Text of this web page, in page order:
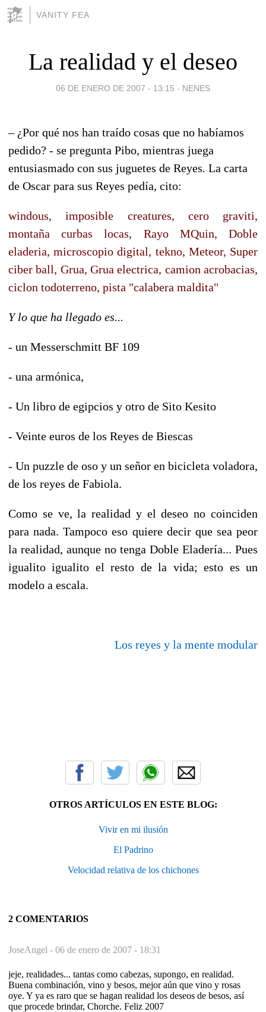
VANITY FEA
La realidad y el deseo
06 DE ENERO DE 2007 - 13:15 - NENES
– ¿Por qué nos han traído cosas que no habíamos
pedido? - se pregunta Pibo, mientras juega
entusiasmado con sus juguetes de Reyes. La carta
de Oscar para sus Reyes pedía, cito:
windous, imposible creatures, cero graviti,
montaña curbas locas, Rayo MQuin, Doble
eladeria, microscopio digital, tekno, Meteor, Super
ciber ball, Grua, Grua electrica, camion acrobacias,
ciclon todoterreno, pista "calabera maldita"
Y lo que ha llegado es...
- un Messerschmitt BF 109
- una armónica,
- Un libro de egipcios y otro de Sito Kesito
- Veinte euros de los Reyes de Biescas
- Un puzzle de oso y un señor en bicicleta voladora,
de los reyes de Fabiola.
Como se ve, la realidad y el deseo no coinciden
para nada. Tampoco eso quiere decir que sea peor
la realidad, aunque no tenga Doble Eladería... Pues
igualito igualito el resto de la vida; esto es un
modelo a escala.
Los reyes y la mente modular
OTROS ARTÍCULOS EN ESTE BLOG:
Vivir en mi ilusión
El Padrino
Velocidad relativa de los chichones
2 COMENTARIOS
JoseAngel - 06 de enero de 2007 - 18:31
jeje, realidades... tantas como cabezas, supongo, en realidad.
Buena combinación, vino y besos, mejor aún que vino y rosas
oye. Y ya es raro que se hagan realidad los deseos de besos, así
que procede brindar, Chorche. Feliz 2007